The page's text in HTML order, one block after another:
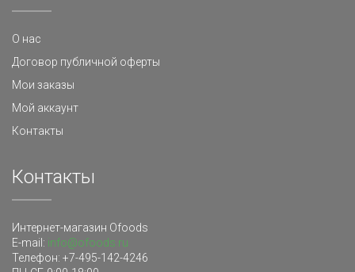
О нас
Договор публичной оферты
Мои заказы
Мой аккаунт
Контакты
Контакты
Интернет-магазин Ofoods
E-mail: info@ofoods.ru
Телефон: +7-495-142-4246